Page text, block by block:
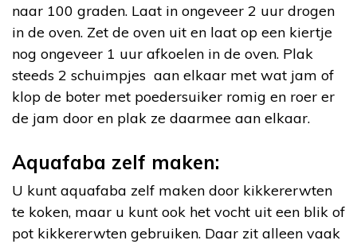
naar 100 graden. Laat in ongeveer 2 uur drogen
in de oven. Zet de oven uit en laat op een kiertje
nog ongeveer 1 uur afkoelen in de oven. Plak
steeds 2 schuimpjes aan elkaar met wat jam of
klop de boter met poedersuiker romig en roer er
de jam door en plak ze daarmee aan elkaar.
Aquafaba zelf maken:
U kunt aquafaba zelf maken door kikkererwten
te koken, maar u kunt ook het vocht uit een blik of
pot kikkererwten gebruiken. Daar zit alleen vaak